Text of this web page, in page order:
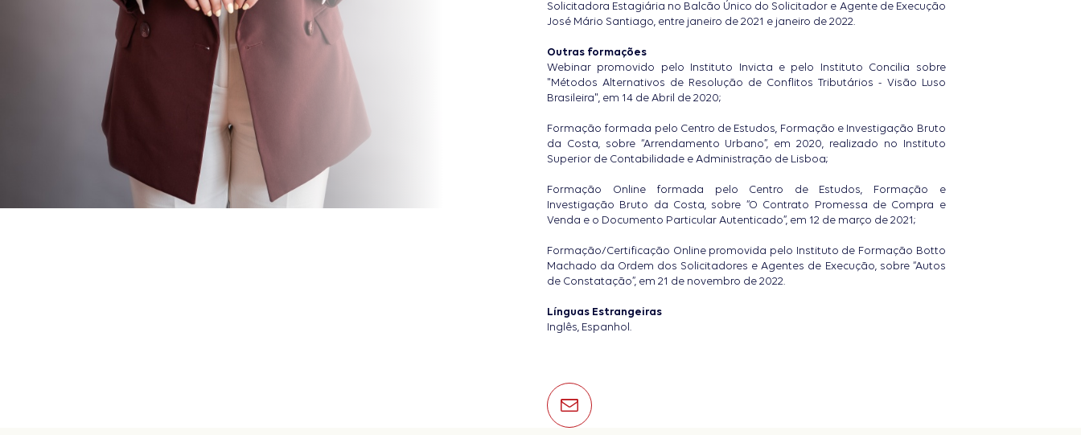
Solicitadora Estagiária no Balcão Único do Solicitador e Agente de Execução
José Mário Santiago, entre janeiro de 2021 e janeiro de 2022.
Outras formações
Webinar promovido pelo Instituto Invicta e pelo Instituto Concilia sobre
"Métodos Alternativos de Resolução de Conflitos Tributários - Visão Luso
Brasileira", em 14 de Abril de 2020;
Formação formada pelo Centro de Estudos, Formação e Investigação Bruto
da Costa, sobre “Arrendamento Urbano”, em 2020, realizado no Instituto
Superior de Contabilidade e Administração de Lisboa;
Formação Online formada pelo Centro de Estudos, Formação e
Investigação Bruto da Costa, sobre “O Contrato Promessa de Compra e
Venda e o Documento Particular Autenticado”, em 12 de março de 2021;
Formação/Certificação Online promovida pelo Instituto de Formação Botto
Machado da Ordem dos Solicitadores e Agentes de Execução, sobre “Autos
de Constatação”, em 21 de novembro de 2022.
Línguas Estrangeiras
Inglês, Espanhol.